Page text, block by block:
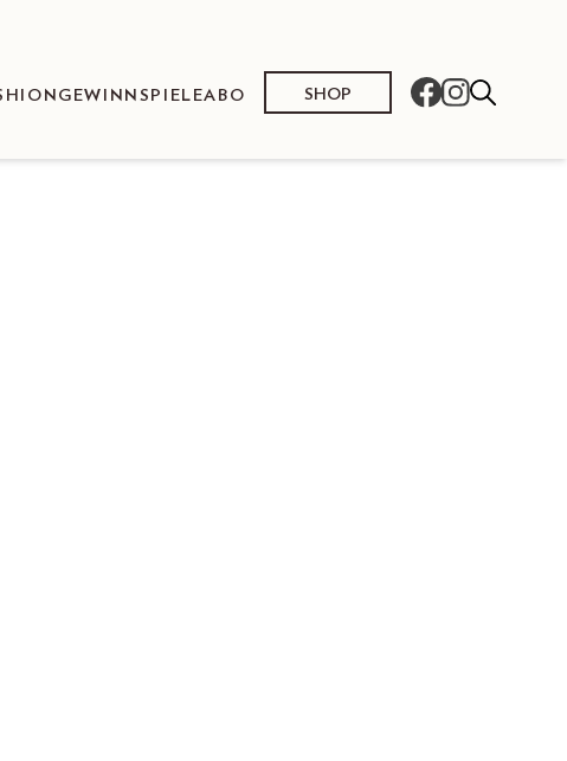
GEWINNSPIELEABO SHOP